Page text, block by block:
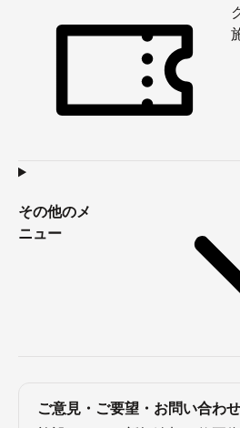
その他のメ
ニュー
ご意見・ご要望・お問い合わせ